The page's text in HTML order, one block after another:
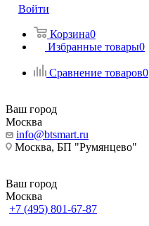
Войти
Корзина0
Избранные товары0
Сравнение товаров0
Ваш город
Москва
info@btsmart.ru
Москва, БП "Румянцево"
Ваш город
Москва
+7 (495) 801-67-87